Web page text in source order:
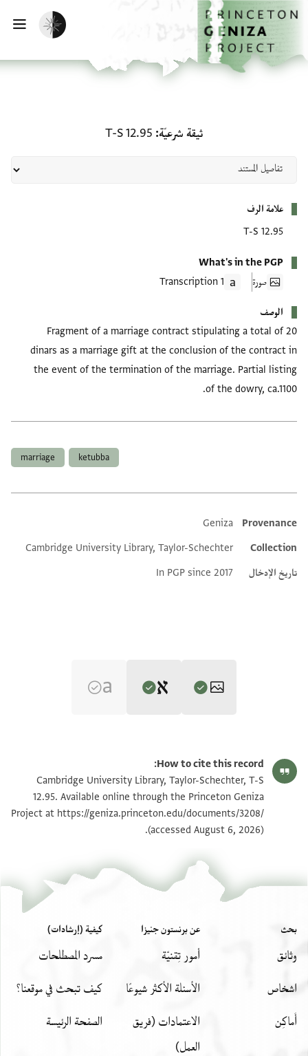
إلى المحتوى الرئيسي
الرئيسية
تفعيل الوضع المظلم
ثيقة شرعيّة T-S 12.95
علامة الرف
T-S 12.95
What's in the PGP
صورة
1 Transcription
الوصف
Fragment of a marriage contract stipulating a total of 20
dinars as a marriage gift at the conclusion of the contract in
the event of the termination of the marriage. Partial listing
of the dowry, ca.1100.
ketubba
marriage
Additional metadata
Provenance
Geniza
Collection
Cambridge University Library, Taylor-Schechter
تاريخ الإدخال
In PGP since 2017
S. D. Goitein's unpublished edition (1950–85).
] ועונה מהוללה ושמ[חה
)ד
)א שבעה יומי בירח כסלו (
)ינתו (כדת משה וישראל) ואנא אפלח ואיקר וא(
)ו ויהב לה מן דיליה עשרין (
ד)הב ותלתה פצה וזוג אכרא(
תו)ב דביקי מעלם ומעגר דר(ן
)ת חדי ותוב דביקי מעל(ם
)בתלת (יהו)ון כולהון ע(רבין
T-S 12.95 1v تكبير و تدوير
بيان أذونات الصورة
How to cite this record:
Cambridge University Library, Taylor-Schechter, T-S
12.95. Available online through the Princeton Geniza
Project athttps://geniza.princeton.edu/documents/3208/
(accessed August 6, 2026).
بحث
وثائق
اشخاص
أَماكِن
عن برنستون جنيزا
أمور تِقنيّة
الأسئلة الأكثر شيوعًا
الاعتمادات (فريق
العمل)
كيفية (إرشادات)
مسرد المصطلحات
كيف تبحث في موقعنا؟
الصفحة الرئيسة